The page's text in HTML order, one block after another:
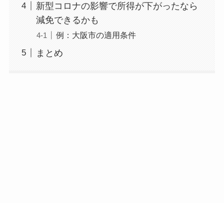
新型コロナの影響で所得が下がったなら
減免できるかも
例：大阪市の適用条件
まとめ